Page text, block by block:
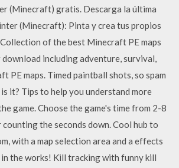
(Minecraft) gratis. Descarga la última
(Minecraft): Pinta y crea tus propios
of the best Minecraft PE maps
including adventure, survival,
PE maps. Timed paintball shots, so spam
it? Tips to help you understand more
game. Choose the game's time from 2-8
the seconds down. Cool hub to
with a map selection area and a effects
the works! Kill tracking with funny kill